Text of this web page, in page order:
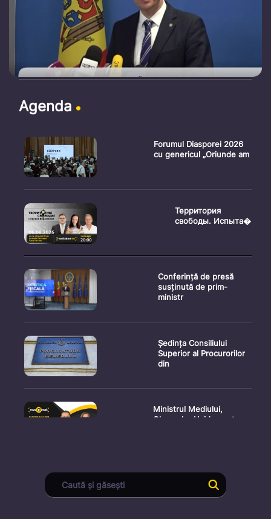
Agenda
Forumul Diasporei 2026
cu genericul „Oriunde am
Территория
свободы. Испыта�
Conferință de presă
susținută de prim-
ministr
Ședința Consiliului
Superior al Procurorilor
din
Ministrul Mediului,
Gheorghe Hajder, este
Consultări publice privind
proiectul de lege pent